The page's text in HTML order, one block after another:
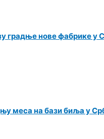
градње нове фабрике у
меса на бази биља у